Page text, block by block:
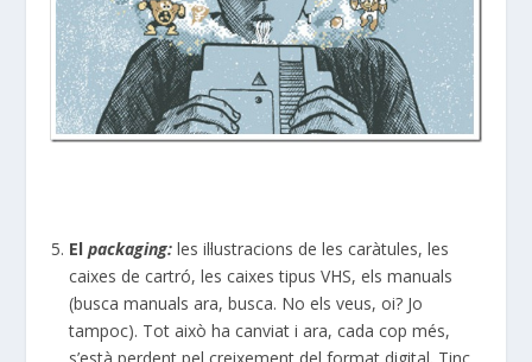
Elpackaging:les il·lustracions de les caràtules, les
caixes de cartró, les caixes tipus VHS, els manuals
(busca manuals ara, busca. No els veus, oi? Jo
tampoc). Tot això ha canviat i ara, cada cop més,